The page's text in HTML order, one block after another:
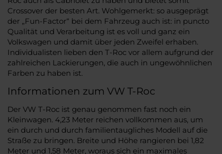
Crossover der besten Art. Wohlgemerkt: so ausgeprägt
der „Fun-Factor“ bei dem Fahrzeug auch ist: in puncto
Qualität und Verarbeitung ist es voll und ganz ein
Volkswagen und damit über jeden Zweifel erhaben.
Individualisten lieben den T-Roc vor allem aufgrund der
zahlreichen Lackierungen, die auch in ungewöhnlichen
Farben zu haben ist.
Informationen zum VW T-Roc
Der VW T-Roc ist genau genommen fast noch ein
Kleinwagen. 4,23 Meter reichen vollkommen aus, um
ein durch und durch familientaugliches Modell auf die
Straße zu bringen. Breite und Höhe rangieren bei 1,82
Meter und 1,58 Meter, woraus sich ein maximales